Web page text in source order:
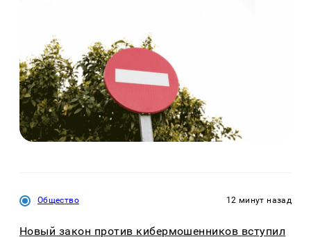
Общество 12 минут назад
Новый закон против кибермошенников вступил